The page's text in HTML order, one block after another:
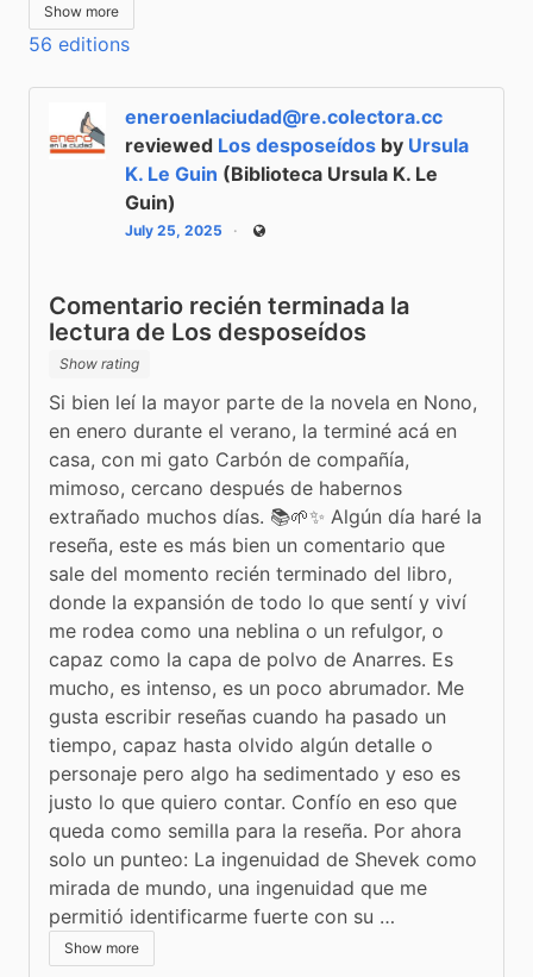
Show more
56 editions
eneroenlaciudad@re.colectora.cc
reviewed Los desposeídos by Ursula
K. Le Guin (Biblioteca Ursula K. Le
Guin)
July 25, 2025 Public
Comentario recién terminada la
lectura de Los desposeídos
Show rating
Si bien leí la mayor parte de la novela en Nono,
en enero durante el verano, la terminé acá en
casa, con mi gato Carbón de compañía,
mimoso, cercano después de habernos
extrañado muchos días. 📚🌱✨ Algún día haré la
reseña, este es más bien un comentario que
sale del momento recién terminado del libro,
donde la expansión de todo lo que sentí y viví
me rodea como una neblina o un refulgor, o
capaz como la capa de polvo de Anarres. Es
mucho, es intenso, es un poco abrumador. Me
gusta escribir reseñas cuando ha pasado un
tiempo, capaz hasta olvido algún detalle o
personaje pero algo ha sedimentado y eso es
justo lo que quiero contar. Confío en eso que
queda como semilla para la reseña. Por ahora
solo un punteo: La ingenuidad de Shevek como
mirada de mundo, una ingenuidad que me
permitió identificarme fuerte con su …
Show more